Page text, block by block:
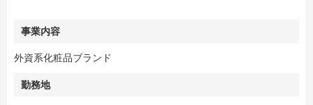
事業内容
外資系化粧品ブランド
勤務地